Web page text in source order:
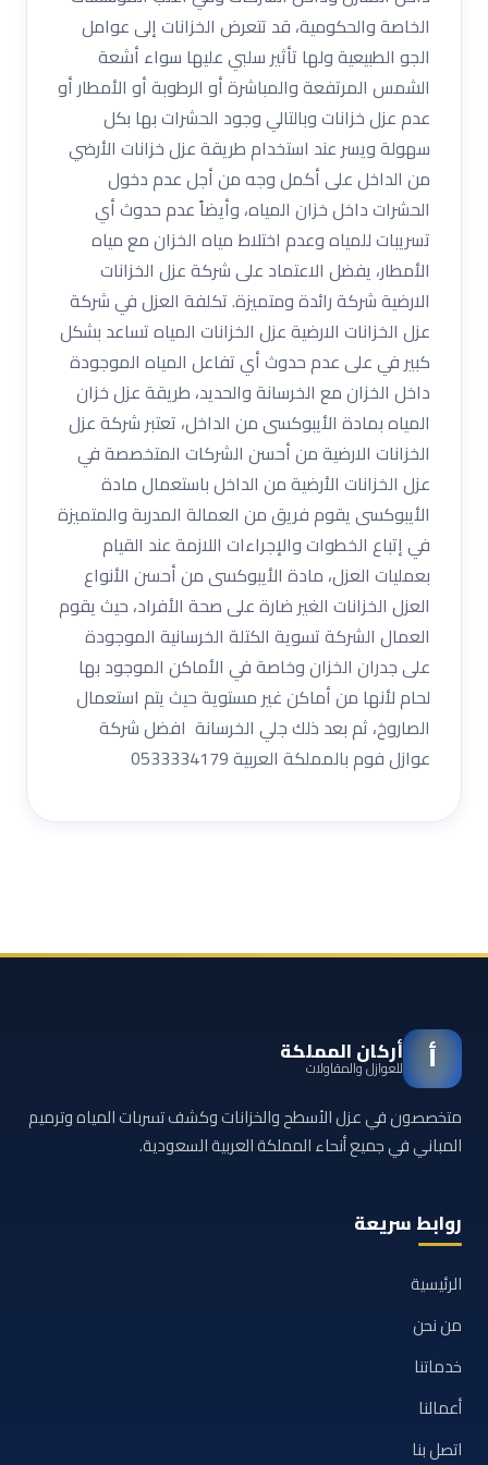
الخاصة والحكومية، قد تتعرض الخزانات إلى عوامل
الجو الطبيعية ولها تأثير سلبي عليها سواء أشعة
الشمس المرتفعة والمباشرة أو الرطوبة أو الأمطار أو
عدم عزل خزانات وبالتالي وجود الحشرات بها بكل
سهولة ويسر عند استخدام طريقة عزل خزانات الأرضي
من الداخل على أكمل وجه من أجل عدم دخول
الحشرات داخل خزان المياه، وأيضاً عدم حدوث أي
تسريبات للمياه وعدم اختلاط مياه الخزان مع مياه
الأمطار، يفضل الاعتماد على شركة عزل الخزانات
الارضية شركة رائدة ومتميزة. تكلفة العزل في شركة
عزل الخزانات الارضية عزل الخزانات المياه تساعد بشكل
كبير في على عدم حدوث أي تفاعل المياه الموجودة
داخل الخزان مع الخرسانة والحديد، طريقة عزل خزان
المياه بمادة الأيبوكسى من الداخل، تعتبر شركة عزل
الخزانات الارضية من أحسن الشركات المتخصصة في
عزل الخزانات الأرضية من الداخل باستعمال مادة
الأيبوكسى يقوم فريق من العمالة المدربة والمتميزة
في إتباع الخطوات والإجراءات اللازمة عند القيام
بعمليات العزل، مادة الأيبوكسى من أحسن الأنواع
العزل الخزانات الغير ضارة على صحة الأفراد، حيث يقوم
العمال الشركة تسوية الكتلة الخرسانية الموجودة
على جدران الخزان وخاصة في الأماكن الموجود بها
لحام لأنها من أماكن غير مستوية حيث يتم استعمال
الصاروخ، ثم بعد ذلك جلي الخرسانة افضل شركة
عوازل فوم بالمملكة العربية 0533334179
أ أركان المملكة
للعوازل والمقاولات
متخصصون في عزل الأسطح والخزانات وكشف تسربات المياه وترميم
المباني في جميع أنحاء المملكة العربية السعودية.
روابط سريعة
الرئيسية
من نحن
خدماتنا
أعمالنا
اتصل بنا